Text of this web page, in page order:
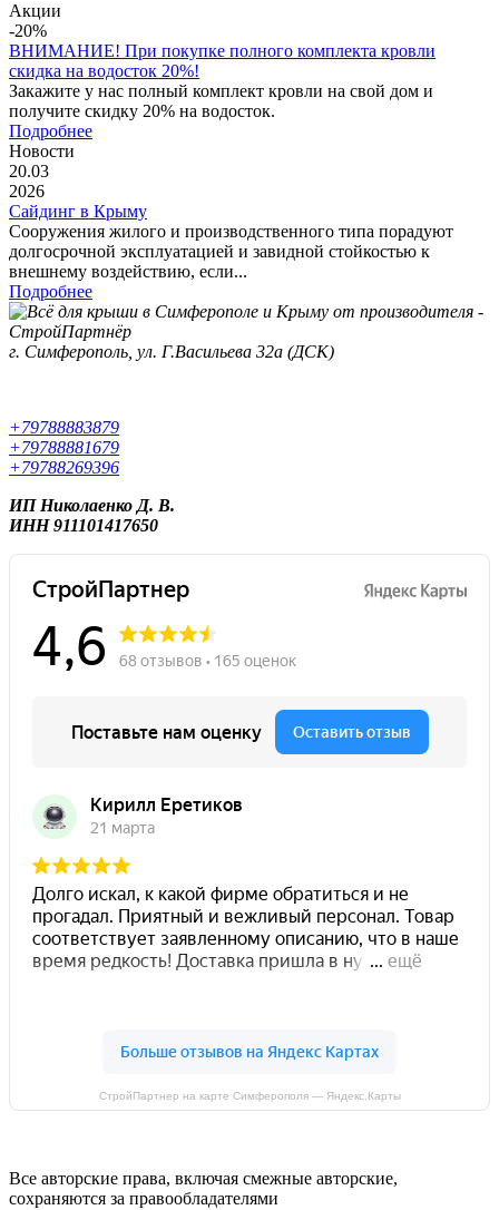
Акции
-20%
ВНИМАНИЕ! При покупке полного комплекта кровли
скидка на водосток 20%!
Закажите у нас полный комплект кровли на свой дом и
получите скидку 20% на водосток.
Подробнее
Новости
20.03
2026
Сайдинг в Крыму
Сооружения жилого и производственного типа порадуют
долгосрочной эксплуатацией и завидной стойкостью к
внешнему воздействию, если...
Подробнее
г. Симферополь, ул. Г.Васильева 32а (ДСК)
+79788883879
+79788881679
+79788269396
ИП Николаенко Д. В.
ИНН 911101417650
СтройПартнер на карте Симферополя — Яндекс.Карты
Все авторские права, включая смежные авторские,
сохраняются за правообладателями